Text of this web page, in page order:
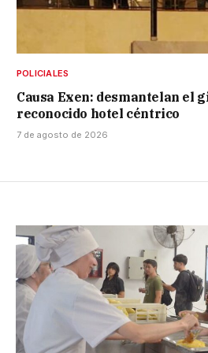
POLICIALES
Causa Exen: desmantelan el
reconocido hotel céntrico
7 de agosto de 2026